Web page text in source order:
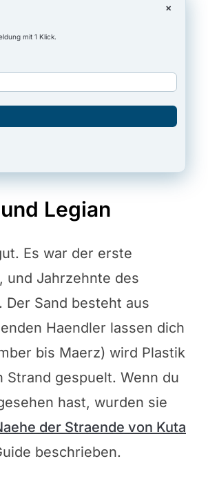
mit 1 Klick.
×
Legian
Es war der erste
und Jahrzehnte des
Sand besteht aus
Haendler lassen dich
bis Maerz) wird Plastik
Strand gespuelt. Wenn du
hast, wurden sie
der Straende von Kuta
beschrieben.